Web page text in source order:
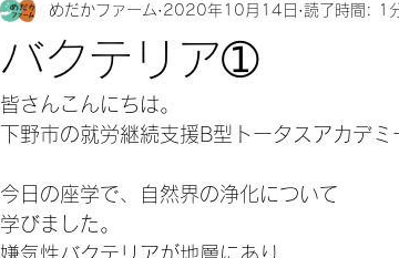
バクテリア➀
めだかファーム 2020年10月14日 読了時間: 1
皆さんこんにちは。
下野市の就労継続支援B型トータスアカデミ
今日の座学で、自然界の浄化について
学びました。
嫌気性バクテリアが地層にあり